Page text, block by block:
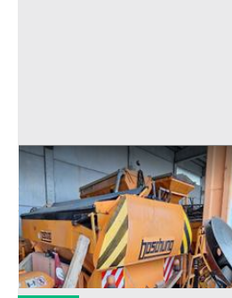
Spargisale a cassone
Scaldasole (Pavia)
Offerta minima
2.360 €
01/09/2026